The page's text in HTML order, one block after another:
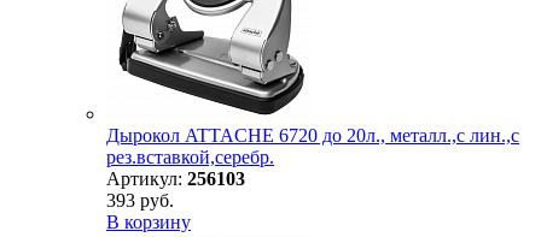
Дырокол ATTACHE 6720 до 20л., металл.,с лин.,с
рез.вставкой,серебр.
Артикул: 256103
393 руб.
В корзину